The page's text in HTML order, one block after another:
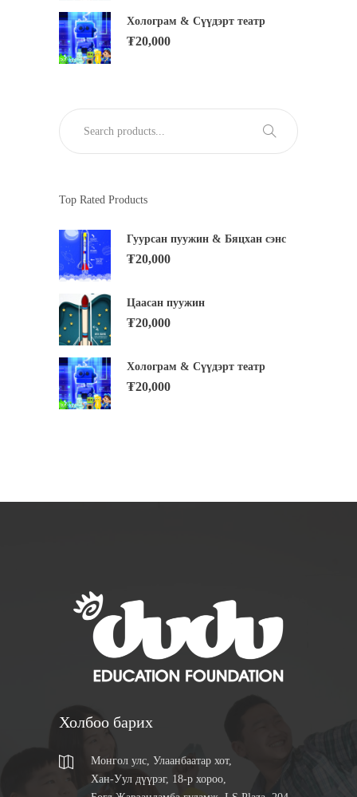
Холограм & Сүүдэрт театр
₮20,000
Top Rated Products
Гуурсан пуужин & Бяцхан сэнс
₮20,000
Цаасан пуужин
₮20,000
Холограм & Сүүдэрт театр
₮20,000
Холбоо барих
Монгол улс, Улаанбаатар хот,
Хан-Уул дүүрэг, 18-р хороо,